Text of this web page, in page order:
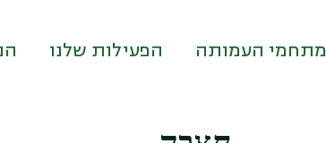
מתחמי העמותה הפעילות שלנו